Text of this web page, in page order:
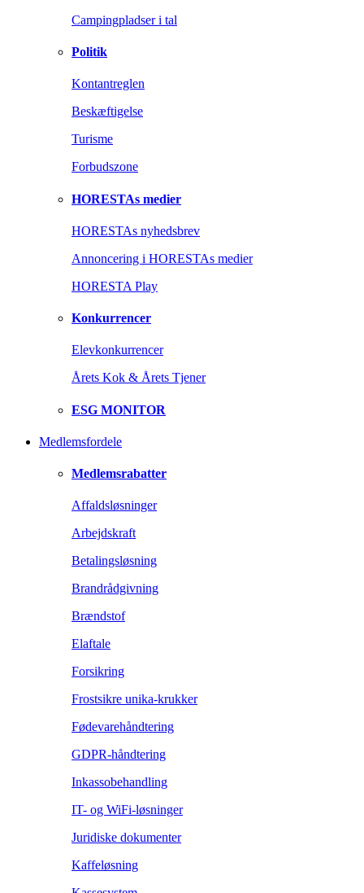
Campingpladser i tal
Politik
Kontantreglen
Beskæftigelse
Turisme
Forbudszone
HORESTAs medier
HORESTAs nyhedsbrev
Annoncering i HORESTAs medier
HORESTA Play
Konkurrencer
Elevkonkurrencer
Årets Kok & Årets Tjener
ESG MONITOR
Medlemsfordele
Medlemsrabatter
Affaldsløsninger
Arbejdskraft
Betalingsløsning
Brandrådgivning
Brændstof
Elaftale
Forsikring
Frostsikre unika-krukker
Fødevarehåndtering
GDPR-håndtering
Inkassobehandling
IT- og WiFi-løsninger
Juridiske dokumenter
Kaffeløsning